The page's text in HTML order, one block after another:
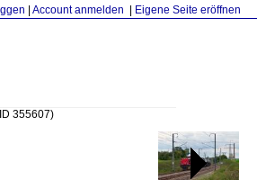
Account anmelden Eigene Seite eröffnen
355607)